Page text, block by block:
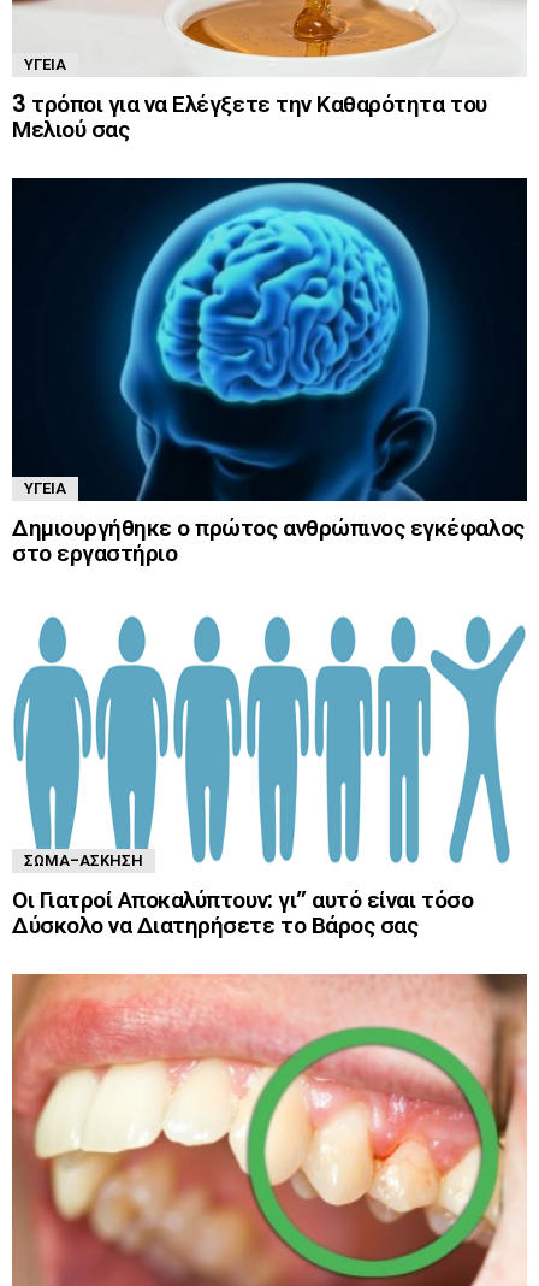
ΥΓΕΊΑ
3 τρόποι για να Ελέγξετε την Καθαρότητα του
Μελιού σας
ΥΓΕΊΑ
Δημιουργήθηκε ο πρώτος ανθρώπινος εγκέφαλος
στο εργαστήριο
ΣΏΜΑ-ΆΣΚΗΣΗ
Οι Γιατροί Αποκαλύπτουν: γι” αυτό είναι τόσο
Δύσκολο να Διατηρήσετε το Βάρος σας